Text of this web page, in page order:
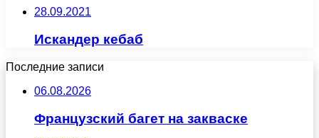
28.09.2021
Искандер кебаб
Последние записи
06.08.2026
Французский багет на закваске